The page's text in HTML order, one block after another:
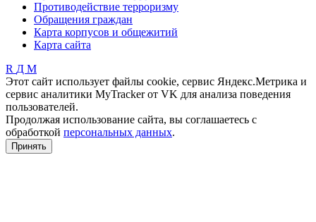
Противодействие терроризму
Обращения граждан
Карта корпусов и общежитий
Карта сайта
R Д М
Этот сайт использует файлы cookie, сервис Яндекс.Метрика и
сервис аналитики MyTracker от VK для анализа поведения
пользователей.
Продолжая использование сайта, вы соглашаетесь с
обработкой персональных данных.
Принять